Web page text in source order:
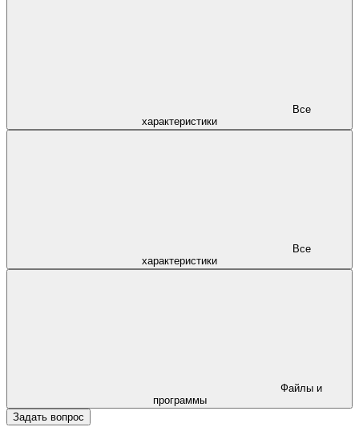
характеристики
характеристики
программы
Задать вопрос